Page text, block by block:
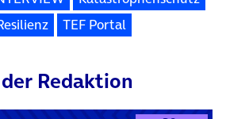
TEF Portal
Redaktion